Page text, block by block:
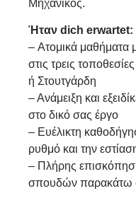
Μηχανικός.
Ήταν dich erwartet:
– Ατομικά μαθήματα
στις τρεις
ή Στουτγάρδη
– Ανάμειξη και
στο δικό σας έργο
– Ευέλικτη
ρυθμό και την
– Πλήρης
σπουδών παρακάτω